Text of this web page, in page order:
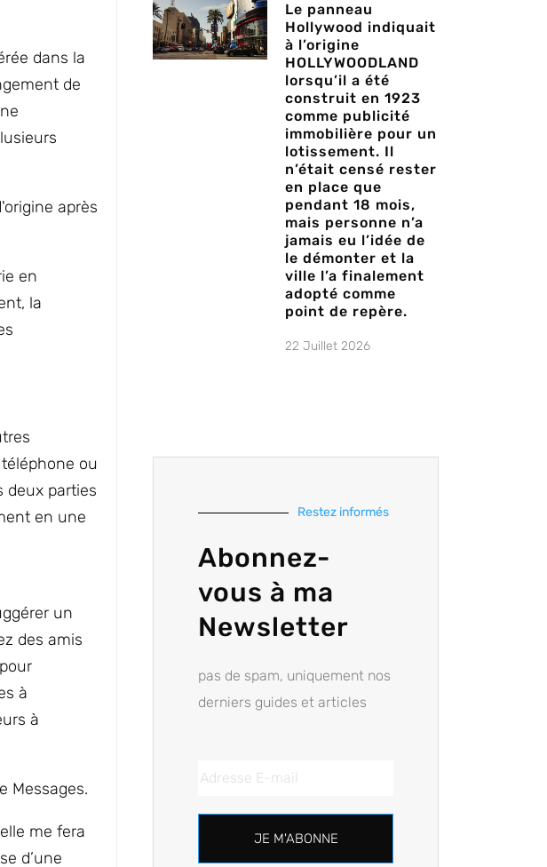
dans la
de
en
la
ou
deux parties
en une
un
des amis
à
à
me fera
d’une
Le panneau
Hollywood indiquait
à l’origine
HOLLYWOODLAND
lorsqu’il a été
construit en 1923
comme publicité
immobilière pour un
lotissement. Il
n’était censé rester
en place que
pendant 18 mois,
mais personne n’a
jamais eu l’idée de
le démonter et la
ville l’a finalement
adopté comme
point de repère.
22 Juillet 2026
Restez informés
Abonnez-
vous à ma
Newsletter
pas de spam, uniquement nos
derniers guides et articles
JE M'ABONNE